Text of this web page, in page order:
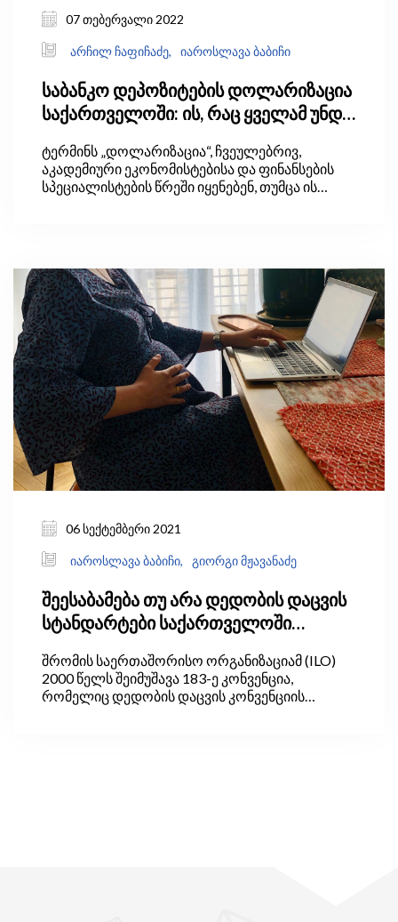
07 თებერვალი 2022
არჩილ ჩაფიჩაძე, იაროსლავა ბაბიჩი
საბანკო დეპოზიტების დოლარიზაცია
საქართველოში: ის, რაც ყველამ უნდა
ტერმინს „დოლარიზაცია“, ჩვეულებრივ,
აკადემიური ეკონომისტებისა და ფინანსების
სპეციალისტების წრეში იყენებენ, თუმცა ის
არსებული ინფორმაციული ვაკუუმი შევავსოთ.
06 სექტემბერი 2021
იაროსლავა ბაბიჩი, გიორგი მჟავანაძე
შეესაბამება თუ არა დედობის დაცვის
სტანდარტები საქართველოში
შრომის საერთაშორისო ორგანიზაციამ (ILO)
2000 წელს შეიმუშავა 183-ე კონვენცია,
რომელიც დედობის დაცვის კონვენციის